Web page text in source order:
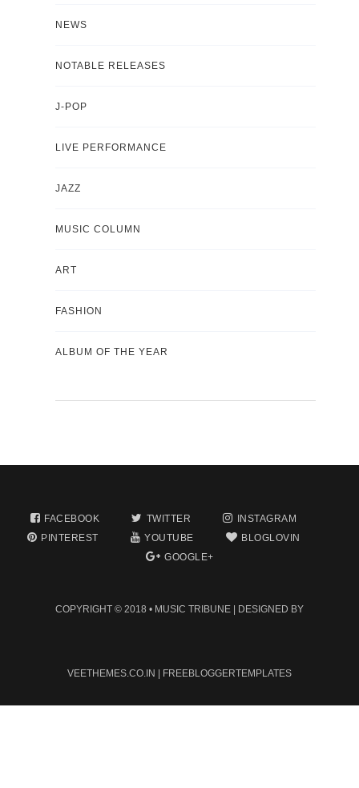
NEWS
NOTABLE RELEASES
J-POP
LIVE PERFORMANCE
JAZZ
MUSIC COLUMN
ART
FASHION
ALBUM OF THE YEAR
FACEBOOK TWITTER
INSTAGRAM
PINTEREST
YOUTUBE
BLOGLOVIN
GOOGLE+
COPYRIGHT © 2018 • MUSIC TRIBUNE | DESIGNED BY
VEETHEMES.CO.IN | FREEBLOGGERTEMPLATES